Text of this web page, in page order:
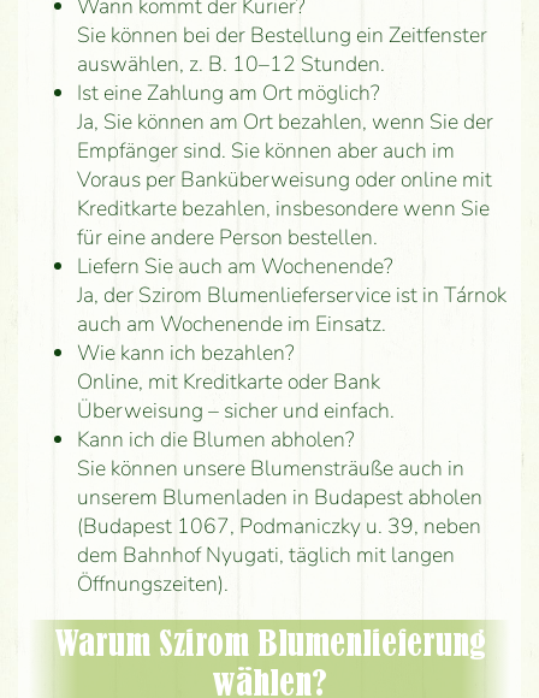
Wann kommt der Kurier?
Sie können bei der Bestellung ein Zeitfenster
auswählen, z. B. 10–12 Stunden.
Ist eine Zahlung am Ort möglich?
Ja, Sie können am Ort bezahlen, wenn Sie der
Empfänger sind. Sie können aber auch im
Voraus per Banküberweisung oder online mit
Kreditkarte bezahlen, insbesondere wenn Sie
für eine andere Person bestellen.
Liefern Sie auch am Wochenende?
Ja, der Szirom Blumenlieferservice ist in Tárnok
auch am Wochenende im Einsatz.
Wie kann ich bezahlen?
Online, mit Kreditkarte oder Bank
Überweisung – sicher und einfach.
Kann ich die Blumen abholen?
Sie können unsere Blumensträuße auch in
unserem Blumenladen in Budapest abholen
(Budapest 1067, Podmaniczky u. 39, neben
dem Bahnhof Nyugati, täglich mit langen
Öffnungszeiten).
Warum Szirom Blumenlieferung
wählen?